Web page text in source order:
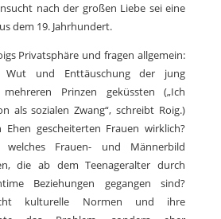
nach der großen Liebe sei eine
dem 19. Jahrhundert.
Privatsphäre und fragen allgemein:
Wut und Enttäuschung der jung
Prinzen geküssten („Ich
als sozialen Zwang“, schreibt Roig.)
gescheiterten Frauen wirklich?
welches Frauen- und Männerbild
die ab dem Teenageralter durch
Beziehungen gegangen sind?
kulturelle Normen und ihre